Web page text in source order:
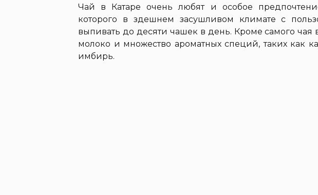
Чай в Катаре очень любят и особое
которого в здешнем засушливом климате с
выпивать до десяти чашек в день. Кроме самого чая
молоко и множество ароматных специй, таких как
имбирь.